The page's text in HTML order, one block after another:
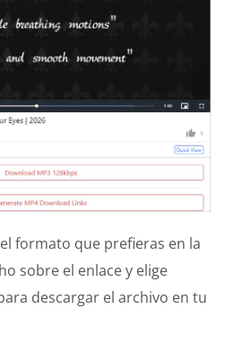
formato que prefieras en la
sobre el enlace y elige
descargar el archivo en tu